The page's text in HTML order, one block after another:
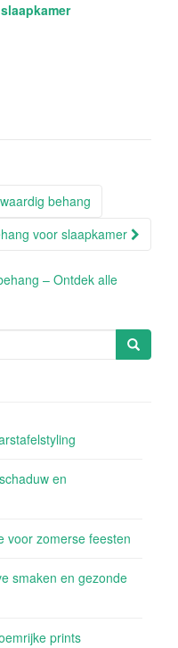
behang
voor slaapkamer
– Ontdek alle
en
voor zomerse feesten
smaken en gezonde
prints